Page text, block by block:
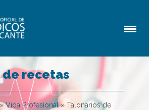
de recetas
»Vida Profesional» Talonarios de